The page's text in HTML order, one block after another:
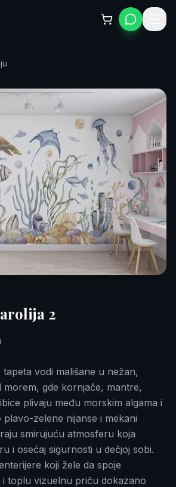
2
vodi mališane u nežan,
morem, gde kornjače, mantre,
plivaju među morskim algama i
plavo-zelene nijanse i mekani
smirujuću atmosferu koja
i osećaj sigurnosti u dečjoj sobi.
koji žele da spoje
toplu vizuelnu priču dokazano